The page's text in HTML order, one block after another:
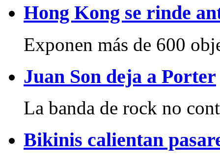
Hong Kong se rinde
Exponen más de 600
Juan Son deja a Porter
La banda de rock no
Bikinis calientan